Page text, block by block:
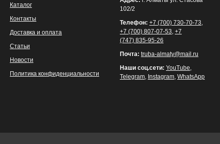
Каталог
Контакты
Доставка и оплата
Статьи
Новости
Политика конфиденциальности
102/2
Телефон: +7 (700) 730-70-73,
+7 (700) 807-07-53, +7
(747) 835-95-26
Почта: truba-almaty@mail.ru
Наши соц.сети: YouTube,
Telegram, Instagram, WhatsApp